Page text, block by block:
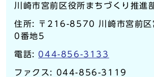
川崎市宮前区役所まちづくり推進
住所: 〒216-8570 川崎市宮前区
0番地5
電話: 044-856-3133
ファクス: 044-856-3119